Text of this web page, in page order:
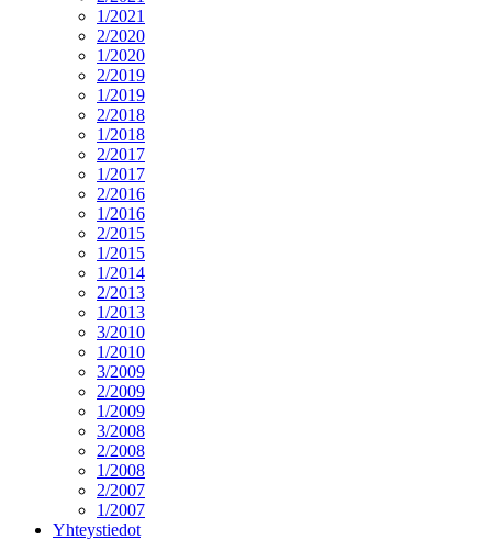
1/2021
2/2020
1/2020
2/2019
1/2019
2/2018
1/2018
2/2017
1/2017
2/2016
1/2016
2/2015
1/2015
1/2014
2/2013
1/2013
3/2010
1/2010
3/2009
2/2009
1/2009
3/2008
2/2008
1/2008
2/2007
1/2007
Yhteystiedot